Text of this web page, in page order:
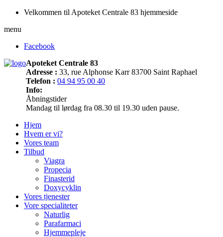
Velkommen til Apoteket Centrale 83 hjemmeside
menu
Facebook
Apoteket Centrale 83
Adresse : 33, rue Alphonse Karr 83700 Saint Raphael
Telefon : 04 94 95 00 40
Info:
Åbningstider
Mandag til lørdag fra 08.30 til 19.30 uden pause.
Hjem
Hvem er vi?
Vores team
Tilbud
Viagra
Propecia
Finasterid
Doxycyklin
Vores tjenester
Vore specialiteter
Naturlig
Parafarmaci
Hjemmepleje